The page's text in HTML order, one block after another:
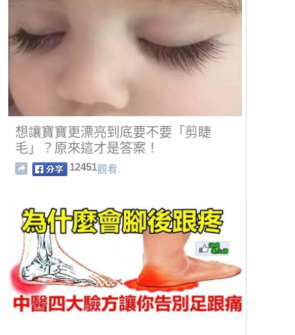
想讓寶寶更漂亮到底要不要「剪睫
毛」？原來這才是答案！
12451觀看.